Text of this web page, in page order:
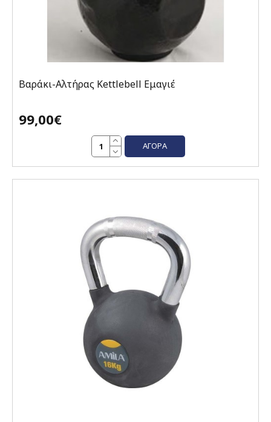
Βαράκι-Αλτήρας Kettlebell Εμαγιέ
99,00€
ΑΓΟΡΆ